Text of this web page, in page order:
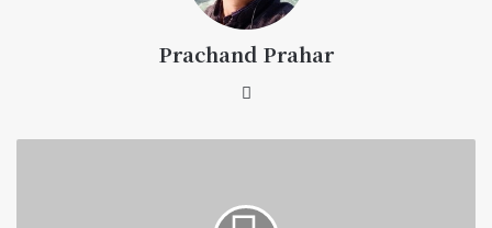
Prachand Prahar